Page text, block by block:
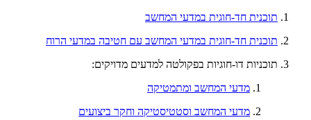
תוכנית חד-חוגית במדעי המחשב
תוכנית חד-חוגית במדעי המחשב עם חטיבה במדעי הרוח
תוכניות דו-חוגיות בפקולטה למדעים מדויקים:
מדעי המחשב ומתמטיקה
מדעי המחשב וסטטיסטיקה וחקר ביצועים